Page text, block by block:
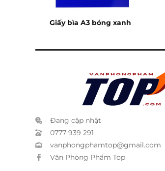
Giấy bìa A3 bóng xanh
Đang cập nhật
0777 939 291
vanphongphamtop@gmail.com
Văn Phòng Phẩm Top